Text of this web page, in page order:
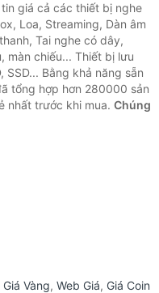
giá cả các thiết bị nghe
Loa, Streaming, Dàn âm
Tai nghe có dây,
màn chiếu... Thiết bị lưu
Bằng khả năng sẵn
tổng hợp hơn 280000 sản
nhất trước khi mua. Chúng
Giá Vàng, Web Giá, Giá Coin